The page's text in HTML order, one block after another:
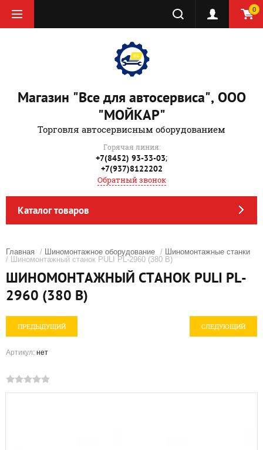
0
Магазин "Все для автосервиса", ООО
"МОЙКАР"
Торговля автосервисным оборудованием
Горячая линия:
+7(8452) 93-33-03;
+7(937)8122202
Обратный звонок
Каталог товаров
Главная / Шиномонтажное оборудование /
Шиномонтажные станки
/ Шиномонтажный станок PULI PL-2960 (380 В)
ШИНОМОНТАЖНЫЙ СТАНОК PULI PL-
2960 (380 В)
ПРЕДЫДУЩИЙ СЛЕДУЮЩИЙ
Артикул: нет